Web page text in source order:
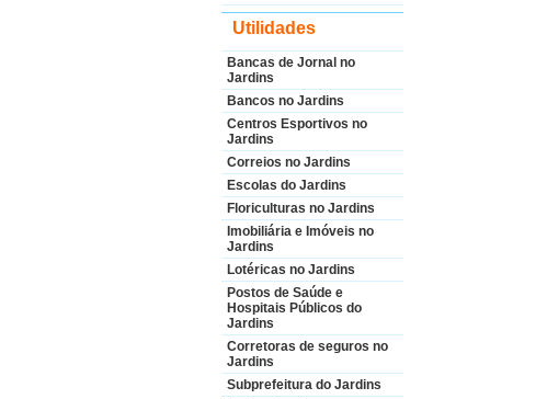
Utilidades
Bancas de Jornal no
Jardins
Bancos no Jardins
Centros Esportivos no
Jardins
Correios no Jardins
Escolas do Jardins
Floriculturas no Jardins
Imobiliária e Imóveis no
Jardins
Lotéricas no Jardins
Postos de Saúde e
Hospitais Públicos do
Jardins
Corretoras de seguros no
Jardins
Subprefeitura do Jardins